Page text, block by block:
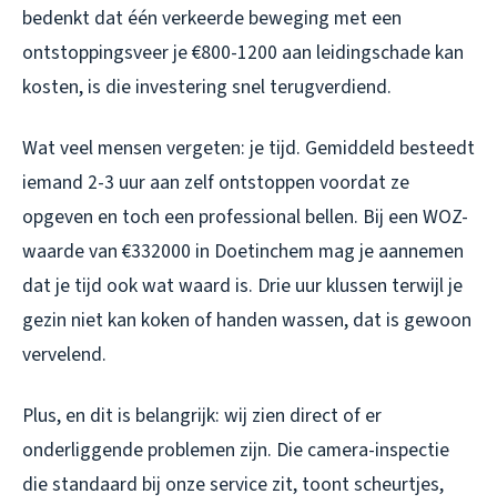
bedenkt dat één verkeerde beweging met een
ontstoppingsveer je €800-1200 aan leidingschade kan
kosten, is die investering snel terugverdiend.
Wat veel mensen vergeten: je tijd. Gemiddeld besteedt
iemand 2-3 uur aan zelf ontstoppen voordat ze
opgeven en toch een professional bellen. Bij een WOZ-
waarde van €332000 in Doetinchem mag je aannemen
dat je tijd ook wat waard is. Drie uur klussen terwijl je
gezin niet kan koken of handen wassen, dat is gewoon
vervelend.
Plus, en dit is belangrijk: wij zien direct of er
onderliggende problemen zijn. Die camera-inspectie
die standaard bij onze service zit, toont scheurtjes,